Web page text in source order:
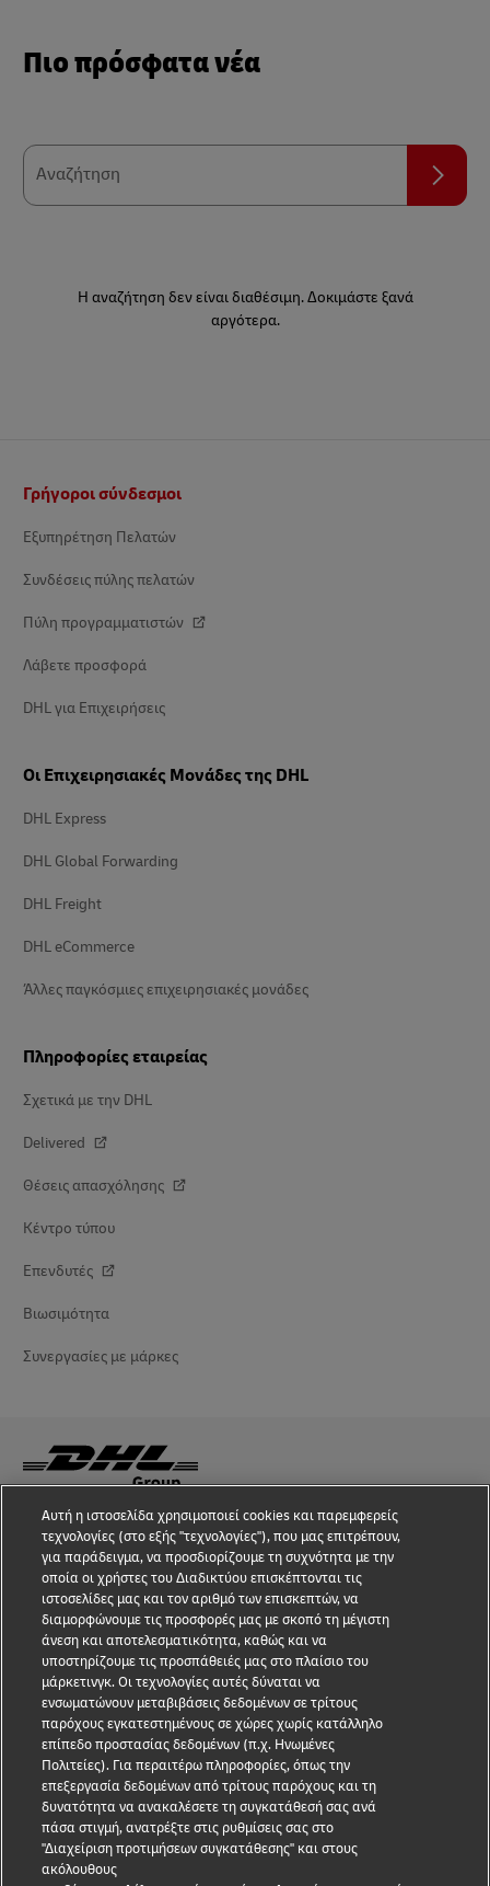
Πιο πρόσφατα νέα
Αναζήτηση
Εικονίδιο
αναζήτησης
Η αναζήτηση δεν είναι διαθέσιμη. Δοκιμάστε ξανά
αργότερα.
Γρήγοροι σύνδεσμοι
Εξυπηρέτηση Πελατών
Συνδέσεις πύλης πελατών
Πύλη προγραμματιστών
Λάβετε προσφορά
DHL για Επιχειρήσεις
Οι Επιχειρησιακές Μονάδες της DHL
DHL Express
DHL Global Forwarding
DHL Freight
DHL eCommerce
Άλλες παγκόσμιες επιχειρησιακές μονάδες
Πληροφορίες εταιρείας
Σχετικά με την DHL
Delivered
Θέσεις απασχόλησης
Κέντρο τύπου
Επενδυτές
Βιωσιμότητα
Συνεργασίες με μάρκες
Εγρήγορση για περιπτώσεις απάτης
Νομική ειδοποίηση
Όροι χρήσης
Προστασία δεδομένων
Προσβασιμότητα
Επιπλέον Πληροφορίες
Ρυθμίσεις cookies
Ακολουθήστε μας
Αυτή η ιστοσελίδα χρησιμοποιεί cookies και παρεμφερείς
τεχνολογίες (στο εξής "τεχνολογίες"), που μας επιτρέπουν,
για παράδειγμα, να προσδιορίζουμε τη συχνότητα με την
οποία οι χρήστες του Διαδικτύου επισκέπτονται τις
ιστοσελίδες μας και τον αριθμό των επισκεπτών, να
διαμορφώνουμε τις προσφορές μας με σκοπό τη μέγιστη
άνεση και αποτελεσματικότητα, καθώς και να
υποστηρίζουμε τις προσπάθειές μας στο πλαίσιο του
μάρκετινγκ. Οι τεχνολογίες αυτές δύναται να
ενσωματώνουν μεταβιβάσεις δεδομένων σε τρίτους
παρόχους εγκατεστημένους σε χώρες χωρίς κατάλληλο
επίπεδο προστασίας δεδομένων (π.χ. Ηνωμένες
Πολιτείες). Για περαιτέρω πληροφορίες, όπως την
επεξεργασία δεδομένων από τρίτους παρόχους και τη
δυνατότητα να ανακαλέσετε τη συγκατάθεσή σας ανά
πάσα στιγμή, ανατρέξτε στις ρυθμίσεις σας στο
"Διαχείριση προτιμήσεων συγκατάθεσης" και στους
ακόλουθους